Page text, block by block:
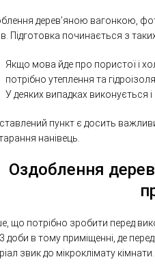
дерев’яною вагонкою,
Підготовка починається з
Якщо мова йде про пористої і
потрібно утеплення та
У деяких випадках виконується
пункт є досить
нанівець.
Оздоблення
що потрібно зробити перед
доби в тому приміщенні, де
звик до мікроклімату кімнати.